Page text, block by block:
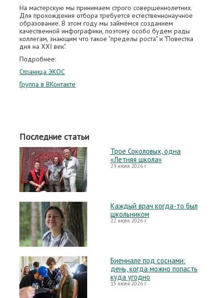
На мастерскую мы принимаем строго совершеннолетних.
Для прохождения отбора требуется естественнонаучное
образование. В этом году мы займёмся созданием
качественной инфографики, поэтому особо будем рады
коллегам, знающим что такое "пределы роста" и "Повестка
дня на XXI век".
Подробнее:
Страница ЭКОС
Группа в ВКонтакте
Последние статьи
Трое Соколовых, одна
«Летняя школа»
29 июля 2026 г.
Каждый врач когда-то был
школьником
22 июля 2026 г.
Биеннале под соснами:
день, когда можно попасть
куда угодно
15 июля 2026 г.